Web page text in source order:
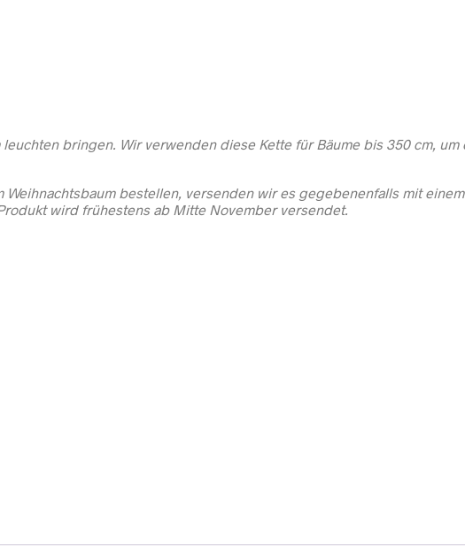
bringen. Wir verwenden diese Kette für Bäume bis 350 cm,
bestellen, versenden wir es gegebenenfalls mit
wird frühestens ab Mitte November versendet.